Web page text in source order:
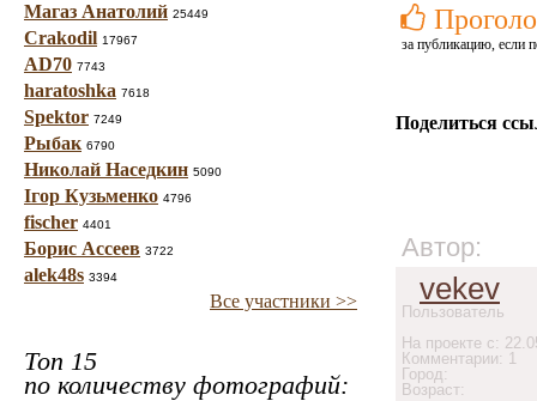
Магаз Анатолий 25449
Crakodil 17967
AD70 7743
haratoshka 7618
Spektor 7249
Рыбак 6790
Николай Наседкин 5090
Ігор Кузьменко 4796
fischer 4401
Борис Ассеев 3722
alek48s 3394
Все участники >>
Топ 15
по количеству фотографий:
за публикацию, если
Поделиться
Автор:
vekev
Пользователь
На проекте с:
Комментарии: 1
Город:
Возраст: